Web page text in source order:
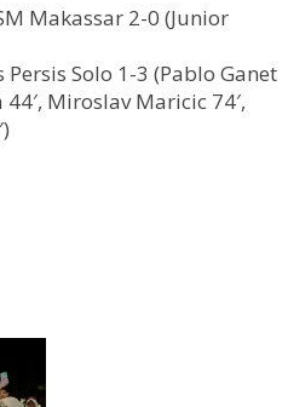
Makassar 2-0 (Junior
Solo 1-3 (Pablo Ganet
44′, Miroslav Maricic 74′,